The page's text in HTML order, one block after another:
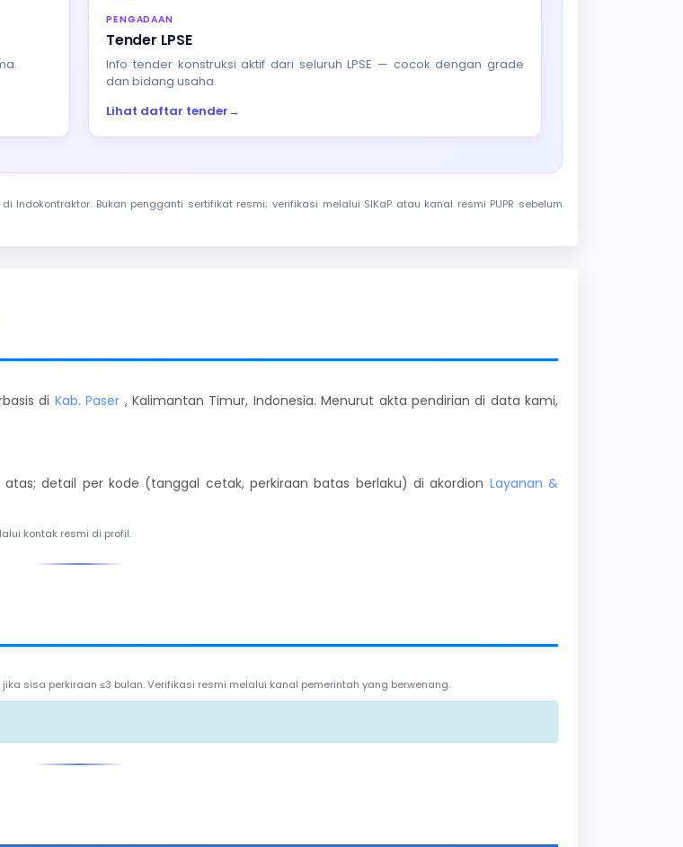
PENGADAAN
Tender LPSE
Info tender konstruksi aktif dari seluruh LPSE — cocok dengan grade
dan bidang usaha.
Lihat daftar tender→
Bukan pengganti sertifikat resmi; verifikasi melalui SIKaP atau kanal resmi PUPR sebelum
di Kab. Paser , Kalimantan Timur, Indonesia. Menurut akta pendirian di data kami,
atas; detail per kode (tanggal cetak, perkiraan batas berlaku) di akordion Layanan &
kontak resmi di profil.
sisa perkiraan ≤3 bulan. Verifikasi resmi melalui kanal pemerintah yang berwenang.